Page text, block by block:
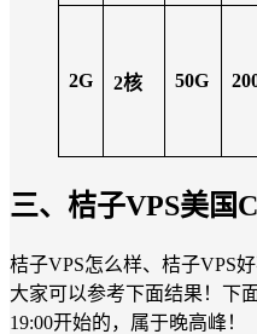
2G 2核 50G
三、桔子VPS美国
桔子VPS怎么样、桔子VPS
大家可以参考下面结果！下
19:00开始的，属于晚高峰！